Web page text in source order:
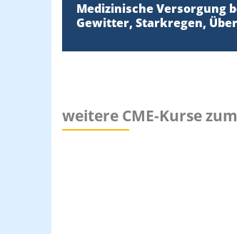
Medizinische Versorgung
Gewitter, Starkregen,
weitere CME-Kurse